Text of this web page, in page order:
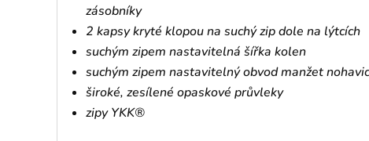
zásobníky
2 kapsy kryté klopou na suchý zip dole na lýtcích
suchým zipem nastavitelná šířka kolen
suchým zipem nastavitelný obvod manžet
široké, zesílené opaskové průvleky
zipy YKK®